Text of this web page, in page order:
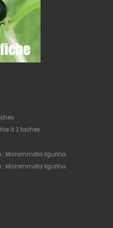
à 2 taches
: Micrommata ligurina
: Micrommata ligurina